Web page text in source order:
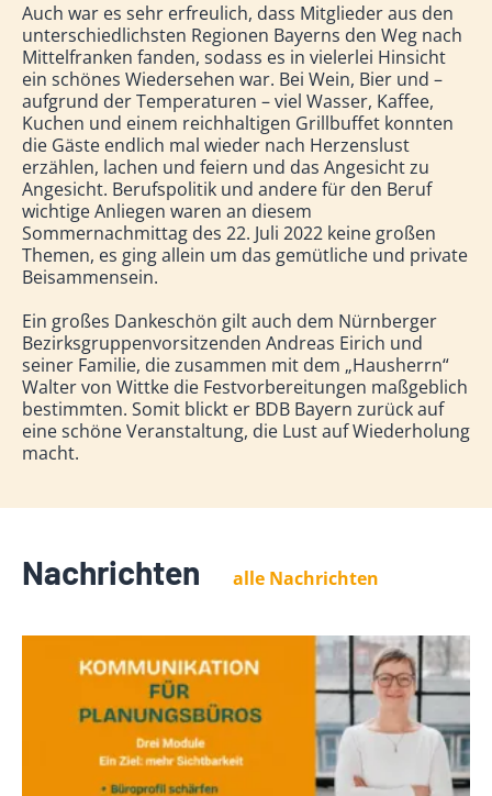
Auch war es sehr erfreulich, dass Mitglieder aus den
unterschiedlichsten Regionen Bayerns den Weg nach
Mittelfranken fanden, sodass es in vielerlei Hinsicht
ein schönes Wiedersehen war. Bei Wein, Bier und –
aufgrund der Temperaturen – viel Wasser, Kaffee,
Kuchen und einem reichhaltigen Grillbuffet konnten
die Gäste endlich mal wieder nach Herzenslust
erzählen, lachen und feiern und das Angesicht zu
Angesicht. Berufspolitik und andere für den Beruf
wichtige Anliegen waren an diesem
Sommernachmittag des 22. Juli 2022 keine großen
Themen, es ging allein um das gemütliche und private
Beisammensein.
Ein großes Dankeschön gilt auch dem Nürnberger
Bezirksgruppenvorsitzenden Andreas Eirich und
seiner Familie, die zusammen mit dem „Hausherrn“
Walter von Wittke die Festvorbereitungen maßgeblich
bestimmten. Somit blickt er BDB Bayern zurück auf
eine schöne Veranstaltung, die Lust auf Wiederholung
macht.
Nachrichten alle Nachrichten